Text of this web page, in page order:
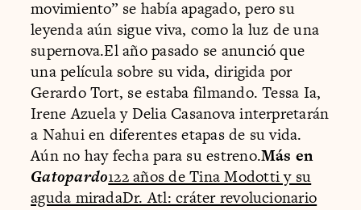
movimiento” se había apagado, pero su
leyenda aún sigue viva, como la luz de una
supernova.El año pasado se anunció que
una película sobre su vida, dirigida por
Gerardo Tort, se estaba filmando. Tessa Ia,
Irene Azuela y Delia Casanova interpretarán
a Nahui en diferentes etapas de su vida.
Aún no hay fecha para su estreno.Más en
Gatopardo122 años de Tina Modotti y su
aguda miradaDr. Atl: cráter revolucionario